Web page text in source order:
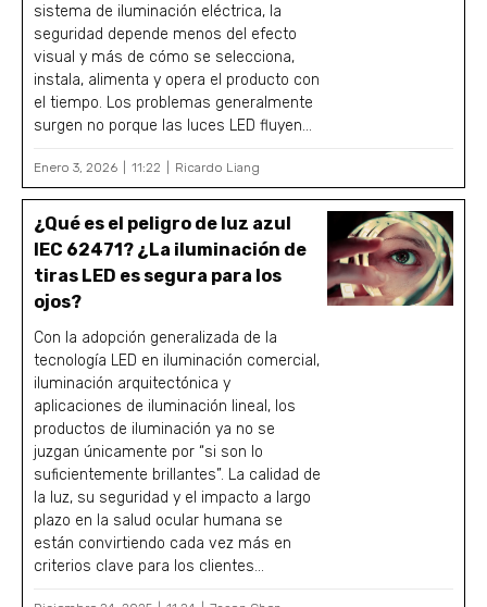
sistema de iluminación eléctrica, la
seguridad depende menos del efecto
visual y más de cómo se selecciona,
instala, alimenta y opera el producto con
el tiempo. Los problemas generalmente
surgen no porque las luces LED fluyen...
Enero 3, 2026 11:22 Ricardo Liang
¿Qué es el peligro de luz azul
IEC 62471? ¿La iluminación de
tiras LED es segura para los
ojos?
Con la adopción generalizada de la
tecnología LED en iluminación comercial,
iluminación arquitectónica y
aplicaciones de iluminación lineal, los
productos de iluminación ya no se
juzgan únicamente por “si son lo
suficientemente brillantes”. La calidad de
la luz, su seguridad y el impacto a largo
plazo en la salud ocular humana se
están convirtiendo cada vez más en
criterios clave para los clientes...